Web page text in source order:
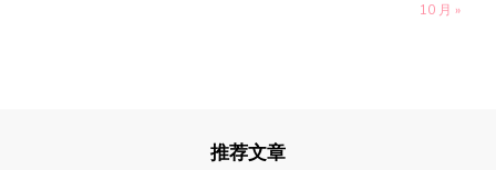
10 月 »
推荐文章